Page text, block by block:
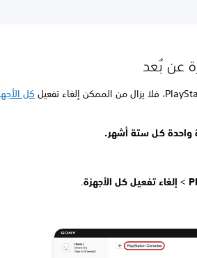
عن بُعد
كل
واحدة كل ستة أشهر.
> إلغاء تفعيل كل الأجهزة.